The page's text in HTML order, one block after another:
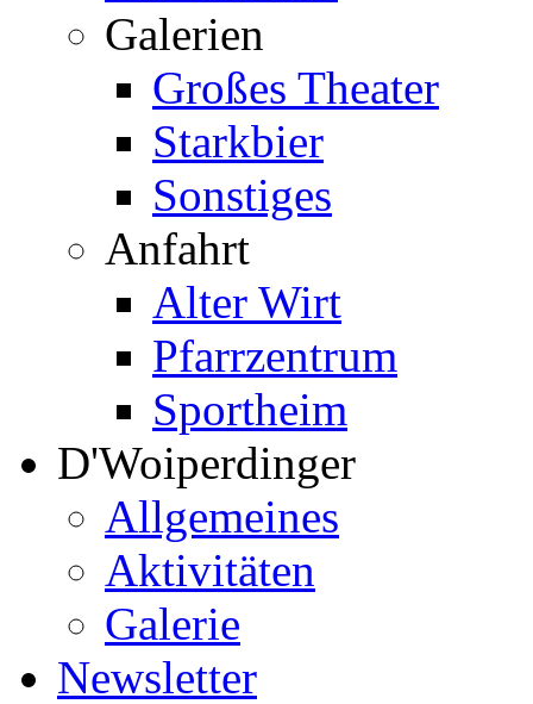
Galerien
Großes Theater
Starkbier
Sonstiges
Anfahrt
Alter Wirt
Pfarrzentrum
Sportheim
D'Woiperdinger
Allgemeines
Aktivitäten
Galerie
Newsletter